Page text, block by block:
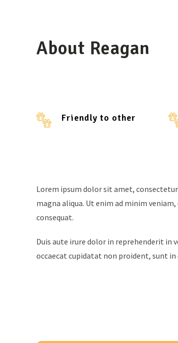
About Reagan
Friendly to other
Lorem ipsum dolor sit amet,
magna aliqua. Ut enim ad minim
consequat.
Duis aute irure dolor in reprehenderit in
occaecat cupidatat non proident, sunt